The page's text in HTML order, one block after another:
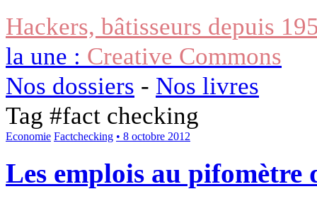
Hackers, bâtisseurs depuis
la une : Creative Commons
Nos dossiers - Nos livres
Tag #fact checking
Economie Factchecking • 8 octobre 2012
Les emplois au pifomètre